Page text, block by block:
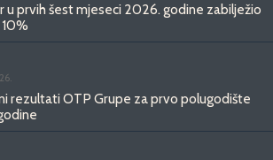
u prvih šest mjeseci 2026. godine zabilježio
rezultati OTP Grupe za prvo polugodište